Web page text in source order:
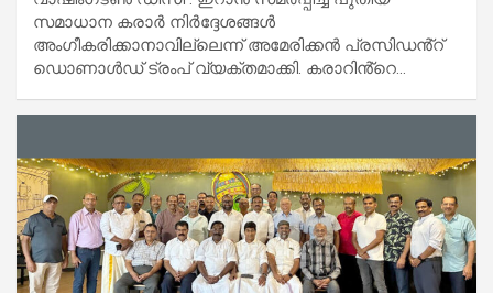
സമാധാന കരാർ നിർദ്ദേശങ്ങൾ
അംഗീകരിക്കാനാവില്ലെന്ന് അമേരിക്കൻ പ്രസിഡൻ്റ്
ഡൊണാൾഡ് ട്രംപ് വ്യക്തമാക്കി. കരാറിൻ്റെ…